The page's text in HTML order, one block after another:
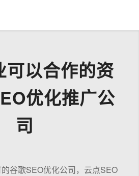
可以合作的资
优化推广公
司
谷歌SEO优化公司，云点SEO